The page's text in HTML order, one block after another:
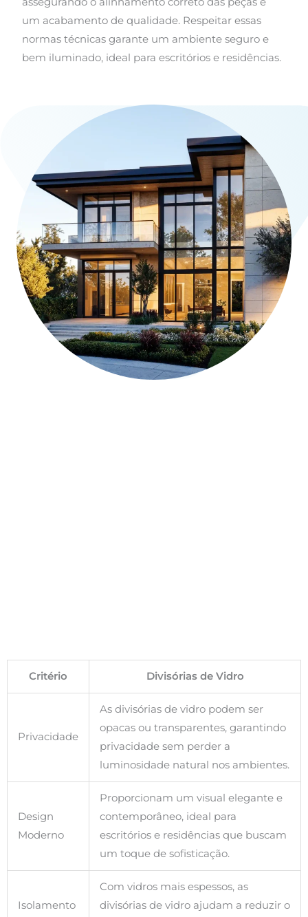
um acabamento de qualidade. Respeitar essas
normas técnicas garante um ambiente seguro e
bem iluminado, ideal para escritórios e residências.
Critério Divisórias de Vidro
Privacidade
As divisórias de vidro podem ser
opacas ou transparentes, garantindo
privacidade sem perder a
luminosidade natural nos ambientes.
Design
Moderno
Proporcionam um visual elegante e
contemporâneo, ideal para
escritórios e residências que buscam
um toque de sofisticação.
Isolamento
Com vidros mais espessos, as
divisórias de vidro ajudam a reduzir o